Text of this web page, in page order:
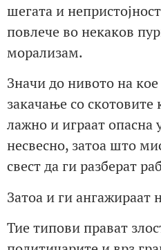
шегата и
повлече во некаков
морализам.
Значи до нивото на
закачање со скотовите
лажно и играат опасна
несвесно, затоа што
свест да ги разберат
Затоа и ги ангажираат
Тие типови прават